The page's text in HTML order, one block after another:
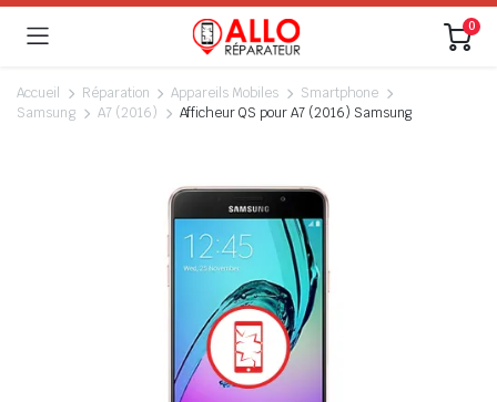
0
Accueil Réparation Appareils Mobiles
Smartphone
Samsung
A7 (2016) Afficheur QS pour A7 (2016) Samsung